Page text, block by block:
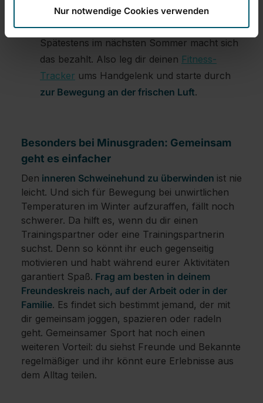
Nur notwendige Cookies verwenden
dunklen Jahreshälfte ausreichend
bewegst, bleibt deine Fitnesserhalten.
Spätestens im nächsten Sommer macht sich
das bezahlt. Also leg dir deinen Fitness-
Tracker ums Handgelenk und starte durch
zur Bewegung an der frischen Luft.
Besonders bei Minusgraden: Gemeinsam
geht es einfacher
Den inneren Schweinehund zu überwinden ist nie
leicht. Und sich für Bewegung bei unwirtlichen
Temperaturen im Winter aufzuraffen, fällt noch
schwerer. Da hilft es, wenn du dir einen
Trainingspartner oder eine Trainingspartnerin
suchst. Denn so könnt ihr euch gegenseitig
motivieren und habt während eurer Aktivitäten
garantiert Spaß. Frag am besten in deinem
Freundeskreis nach, auf der Arbeit oder in der
Familie. Es findet sich bestimmt jemand, der mit
dir gemeinsam joggen, spazieren oder radeln
geht. Gemeinsamer Sport hat noch einen
weiteren Vorteil: du siehst Freunde und Bekannte
regelmäßiger und ihr könnt eure Erlebnisse aus
dem Alltag teilen.